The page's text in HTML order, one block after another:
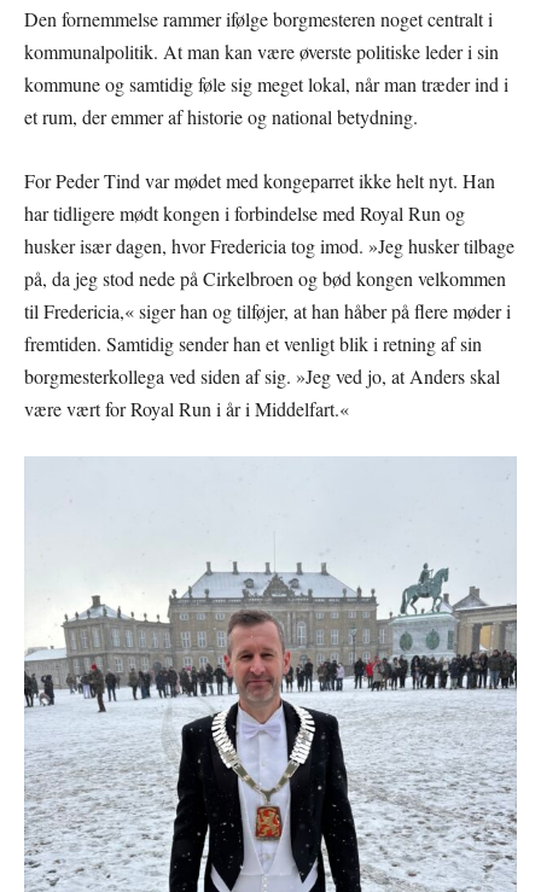
Den fornemmelse rammer ifølge borgmesteren noget centralt i
kommunalpolitik. At man kan være øverste politiske leder i sin
kommune og samtidig føle sig meget lokal, når man træder ind i
et rum, der emmer af historie og national betydning.
For Peder Tind var mødet med kongeparret ikke helt nyt. Han
har tidligere mødt kongen i forbindelse med Royal Run og
husker især dagen, hvor Fredericia tog imod. »Jeg husker tilbage
på, da jeg stod nede på Cirkelbroen og bød kongen velkommen
til Fredericia,« siger han og tilføjer, at han håber på flere møder i
fremtiden. Samtidig sender han et venligt blik i retning af sin
borgmesterkollega ved siden af sig. »Jeg ved jo, at Anders skal
være vært for Royal Run i år i Middelfart.«